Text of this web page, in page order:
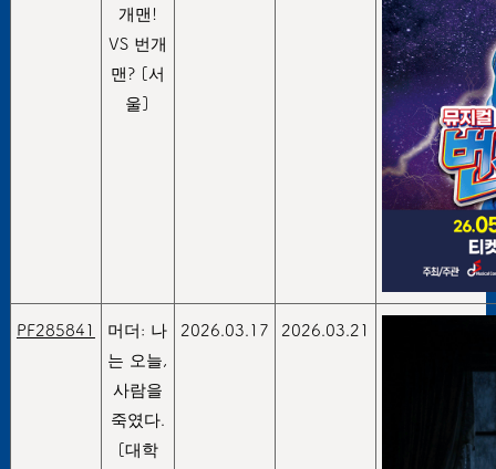
개맨!
VS 번개
맨? [서
울]
PF285841
머더: 나
는 오늘,
사람을
죽였다.
[대학
2026.03.17 2026.03.21